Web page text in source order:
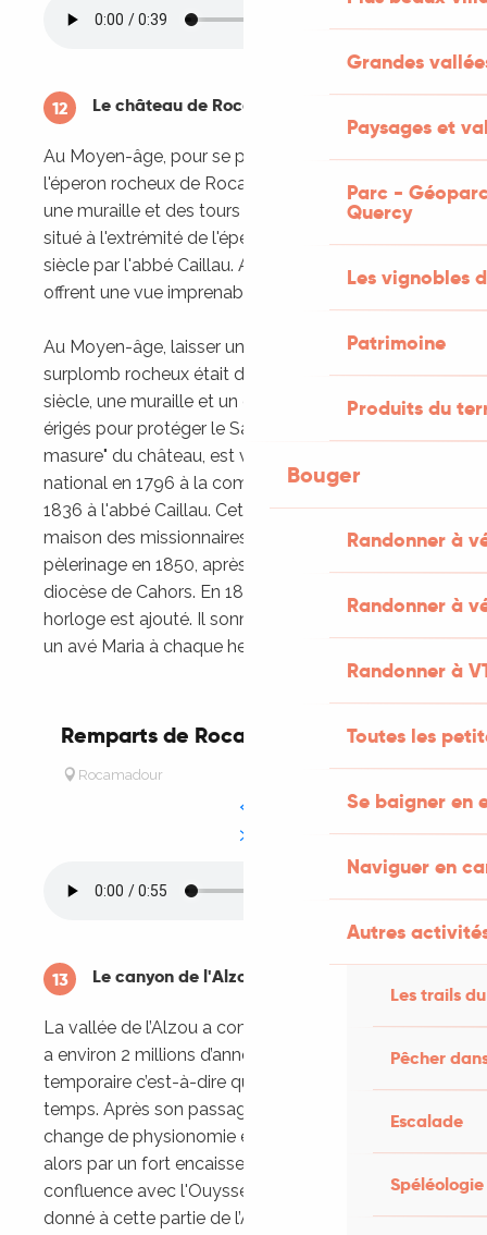
Grandes
Paysages et
Parc -
Quercy
Les vignobles
Patrimoine
Produits du
Bouger
Randonner à
Randonner à
Randonner à
Toutes les
Se baigner en
Naviguer en
Autres
Les trails
Pêcher
Escalade
Spéléologie
12 Le château de Rocamadour
Au Moyen-âge, pour se protéger des attaques,
l'éperon rocheux de Rocamadour est fermé par
une muraille et des tours de guet. Le château,
situé à l'extrémité de l'éperon, est construit au 19e
siècle par l'abbé Caillau. Aujourd'hui, les remparts
offrent une vue imprenable sur la vallée de l'Alzou.
Au Moyen-âge, laisser un ennemi approcher du
surplomb rocheux était dangereux. Dès le 13e
siècle, une muraille et un édifice défensif sont
érigés pour protéger le Sanctuaire. La "vieille
masure" du château, est vendue comme bien
national en 1796 à la commune puis revendue en
1836 à l'abbé Caillau. Cet édifice devient la
maison des missionnaires et des chapelains du
pèlerinage en 1850, après avoir été vendu au
diocèse de Cahors. En 1895, un clocher avec une
horloge est ajouté. Il sonne encore tous les jours
un avé Maria à chaque heure pile.
Remparts de Rocamadour
Rocamadour
13 Le canyon de l'Alzou
La vallée de l’Alzou a commencé à se former il y
a environ 2 millions d’années. Son cours d’eau est
temporaire c’est-à-dire qu’il est à sec la plupart du
temps. Après son passage à Gramat, la vallée
change de physionomie et elle se caractérise
alors par un fort encaissement jusqu'à sa
confluence avec l'Ouysse. Le nom de canyon est
donné à cette partie de l’Alzou.